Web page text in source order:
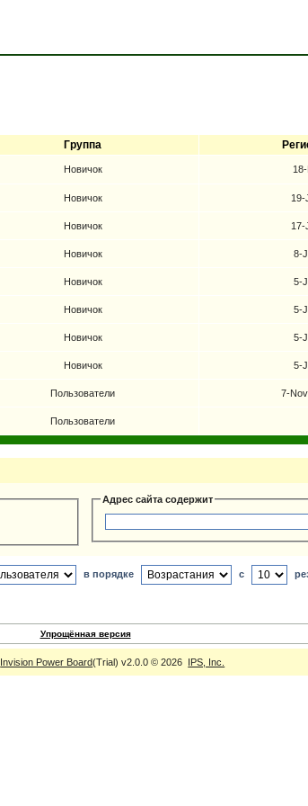
Группа
Новичок
Новичок 19-
Новичок 17-
Новичок 8-
Новичок 5-
Новичок 5-
Новичок 5-
Новичок 5-
Пользователи 7-
Пользователи
Адрес сайта содержит
в порядке с
Упрощённая версия
Invision Power Board(Trial) v2.0.0 © 2026 IPS, Inc.